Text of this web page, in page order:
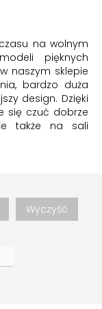
na wolnym
pięknych
naszym sklepie
bardzo duża
design. Dzięki
się czuć dobrze
także na sali
Wyczyść